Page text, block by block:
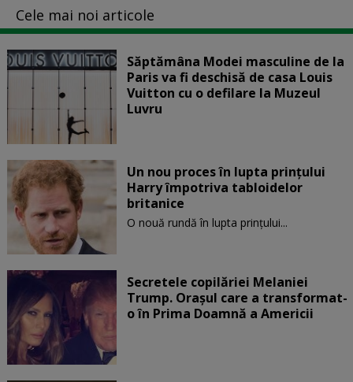
Cele mai noi articole
Săptămâna Modei masculine de la
Paris va fi deschisă de casa Louis
Vuitton cu o defilare la Muzeul
Luvru
Un nou proces în lupta prinţului
Harry împotriva tabloidelor
britanice
O nouă rundă în lupta prinţului...
Secretele copilăriei Melaniei
Trump. Orașul care a transformat-
o în Prima Doamnă a Americii